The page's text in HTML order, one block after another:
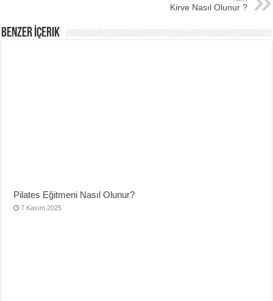
Kirve Nasıl Olunur ?
Benzer İçerik
Pilates Eğitmeni Nasıl Olunur?
7 Kasım 2025